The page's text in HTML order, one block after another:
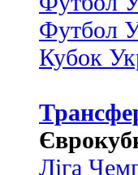
Футбол
Кубок
Ліга